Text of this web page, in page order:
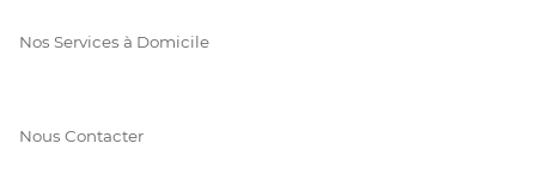
Nos Services à Domicile
Nous Contacter